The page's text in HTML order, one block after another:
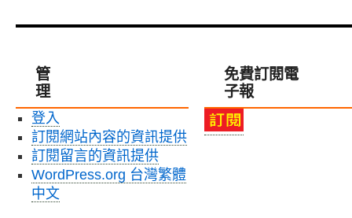
管
理
登入
訂閱網站內容的資訊提供
訂閱留言的資訊提供
WordPress.org 台灣繁體
中文
免費訂閱電
子報